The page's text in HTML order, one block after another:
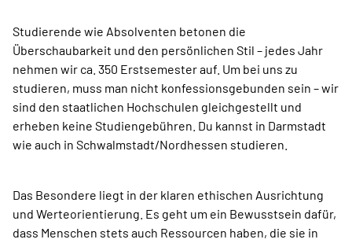
Studierende wie Absolventen betonen die
Überschaubarkeit und den persönlichen Stil – jedes Jahr
nehmen wir ca. 350 Erstsemester auf. Um bei uns zu
studieren, muss man nicht konfessionsgebunden sein – wir
sind den staatlichen Hochschulen gleichgestellt und
erheben keine Studiengebühren. Du kannst in Darmstadt
wie auch in Schwalmstadt/Nordhessen studieren.
Das Besondere liegt in der klaren ethischen Ausrichtung
und Werteorientierung. Es geht um ein Bewusstsein dafür,
dass Menschen stets auch Ressourcen haben, die sie in